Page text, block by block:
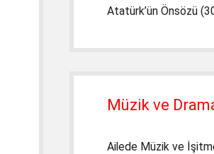
Atatürk’ün Önsözü
Müzik ve
Ailede Müzik ve